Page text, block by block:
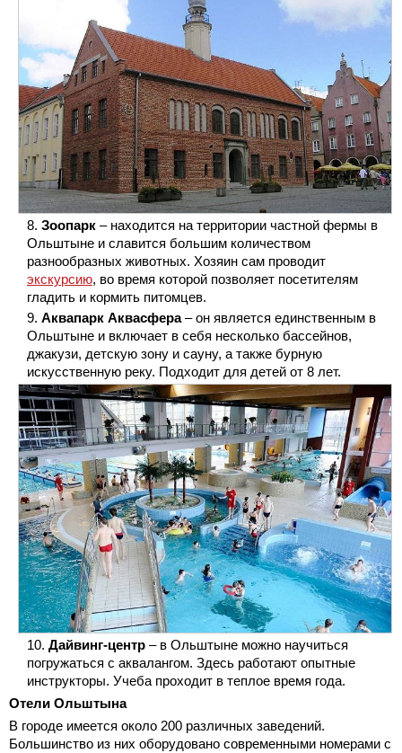
Зоопарк – находится на территории частной фермы в
Ольштыне и славится большим количеством
разнообразных животных. Хозяин сам проводит
экскурсию, во время которой позволяет посетителям
гладить и кормить питомцев.
Аквапарк Аквасфера– он является единственным в
Ольштыне и включает в себя несколько бассейнов,
джакузи, детскую зону и сауну, а также бурную
искусственную реку. Подходит для детей от 8 лет.
Дайвинг-центр – в Ольштыне можно научиться
погружаться с аквалангом. Здесь работают опытные
инструкторы. Учеба проходит в теплое время года.
Отели Ольштына
В городе имеется около 200 различных заведений.
Большинство из них оборудовано современными номерами с